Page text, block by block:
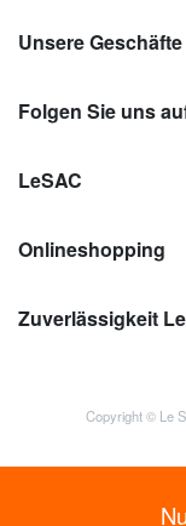
Unsere
Folgen Sie uns
LeSAC
Onlineshopping
Zuverlässigkeit
Copyright © Le